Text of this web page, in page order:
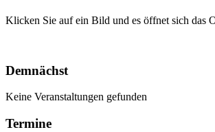
Klicken Sie auf ein Bild und es öffnet sich das
Demnächst
Keine Veranstaltungen gefunden
Termine